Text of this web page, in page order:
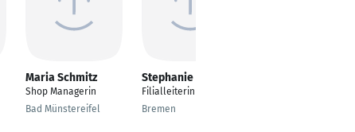
Maria Schmitz
Shop Managerin
Bad Münstereifel
Stephanie Kühne
Filialleiterin
Bremen